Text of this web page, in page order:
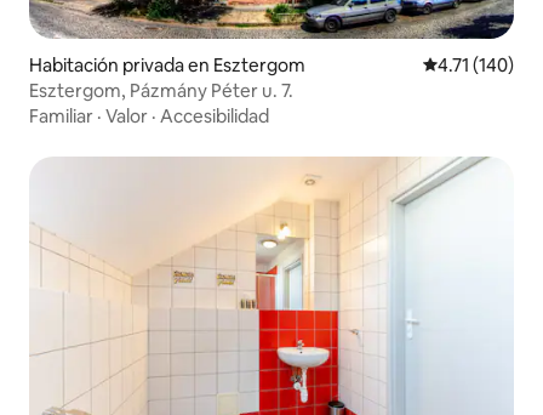
Habitación privada en Esztergom Calificación
4.71 (140)
Esztergom, Pázmány Péter u. 7.
Familiar · Valor · Accesibilidad